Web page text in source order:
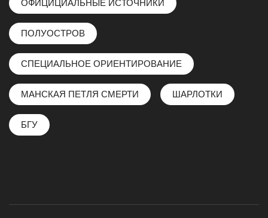
ОФИЦИЦИАЛЬНЫЕ ИСТОЧНИКИ
ПОЛУОСТРОВ
СПЕЦИАЛЬНОЕ ОРИЕНТИРОВАНИЕ
МАНСКАЯ ПЕТЛЯ СМЕРТИ ШАРЛОТКИ
БГУ